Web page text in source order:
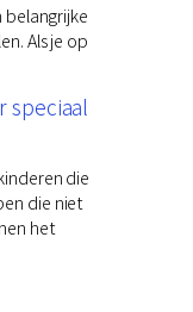
belangrijke
Als je op
speciaal
die
die niet
het